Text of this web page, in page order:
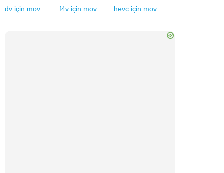
dv için mov f4v için mov hevc için mov